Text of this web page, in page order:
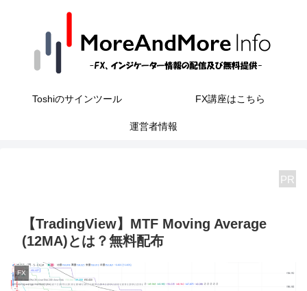
Toshiのサインツール FX講座はこちら
運営者情報
PR
【TradingView】MTF Moving Average
(12MA)とは？無料配布
FX